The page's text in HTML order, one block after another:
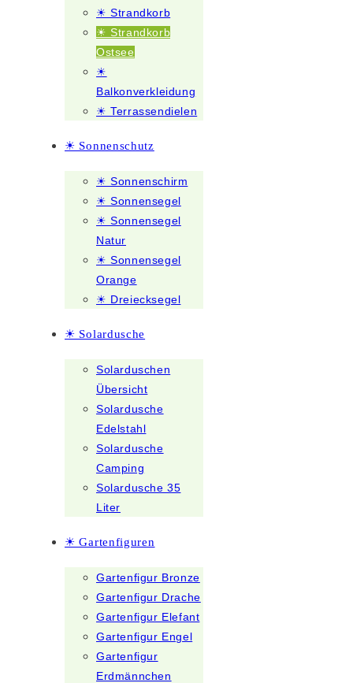
☀ Strandkorb
☀ Strandkorb
Ostsee
☀
Balkonverkleidung
☀ Terrassendielen
☀ Sonnenschutz
☀ Sonnenschirm
☀ Sonnensegel
☀ Sonnensegel
Natur
☀ Sonnensegel
Orange
☀ Dreiecksegel
☀ Solardusche
Solarduschen
Übersicht
Solardusche
Edelstahl
Solardusche
Camping
Solardusche 35
Liter
☀ Gartenfiguren
Gartenfigur Bronze
Gartenfigur Drache
Gartenfigur Elefant
Gartenfigur Engel
Gartenfigur
Erdmännchen